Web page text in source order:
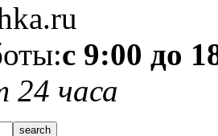
с 9:00 до
24 часа